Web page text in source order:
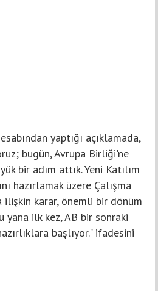
yaptığı açıklamada,
bugün, Avrupa Birliği'ne
bir adım attık. Yeni Katılım
hazırlamak üzere Çalışma
ilişkin karar, önemli bir dönüm
yana ilk kez, AB bir sonraki
başlıyor." ifadesini